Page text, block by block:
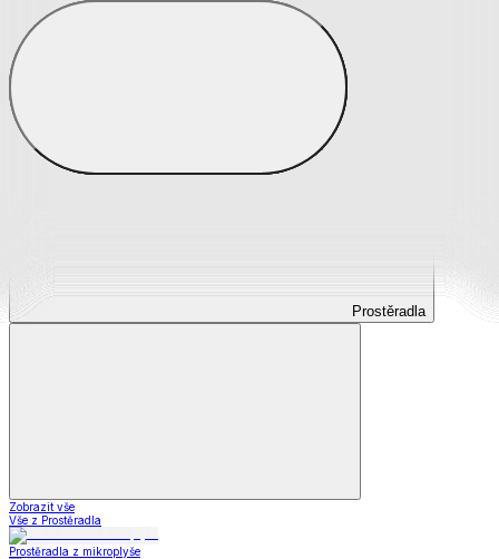
Prostěradla
Prostěradla
Zobrazit vše
Vše z Prostěradla
Prostěradla z mikroplyše